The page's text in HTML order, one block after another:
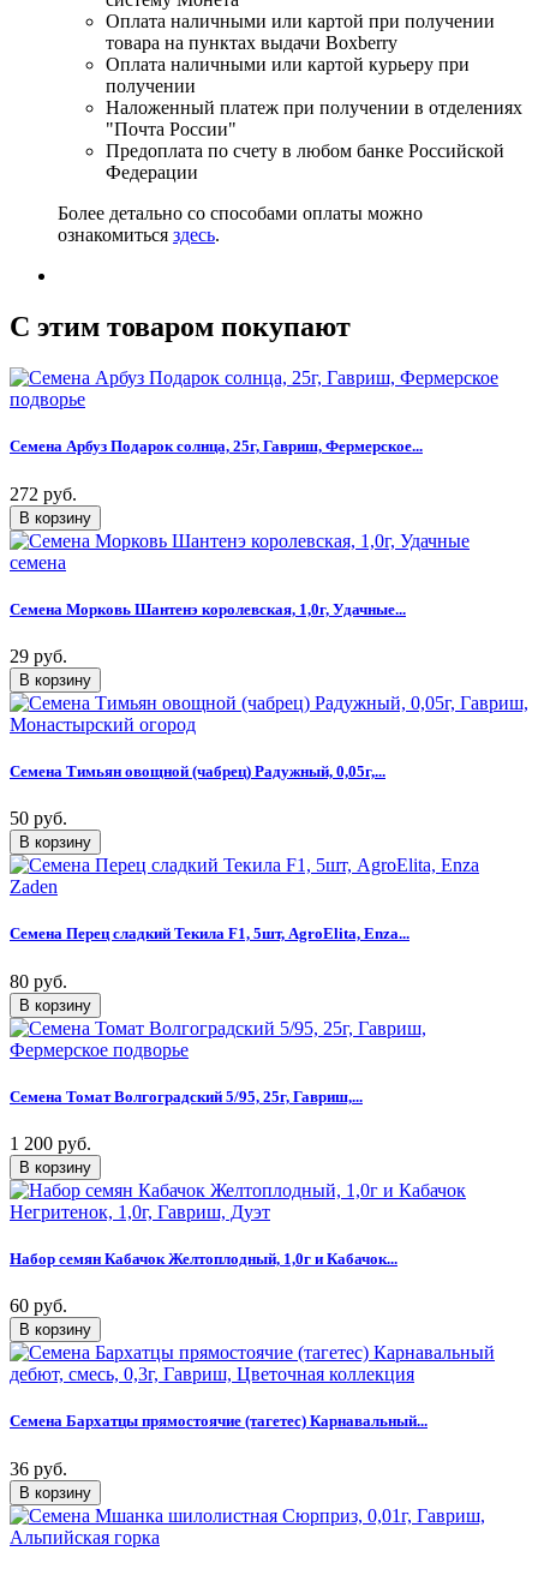
Оплата наличными или картой при получении
товара на пунктах выдачи Boxberry
Оплата наличными или картой курьеру при
получении
Наложенный платеж при получении в отделениях
"Почта России"
Предоплата по счету в любом банке Российской
Федерации
Более детально со способами оплаты можно
ознакомиться здесь.
C этим товаром покупают
Семена Арбуз Подарок солнца, 25г, Гавриш, Фермерское...
272 руб.
Семена Морковь Шантенэ королевская, 1,0г, Удачные...
29 руб.
Семена Тимьян овощной (чабрец) Радужный, 0,05г,...
50 руб.
Семена Перец сладкий Текила F1, 5шт, AgroElita, Enza...
80 руб.
Семена Томат Волгоградский 5/95, 25г, Гавриш,...
1 200 руб.
Набор семян Кабачок Желтоплодный, 1,0г и Кабачок...
60 руб.
Семена Бархатцы прямостоячие (тагетес) Карнавальный...
36 руб.